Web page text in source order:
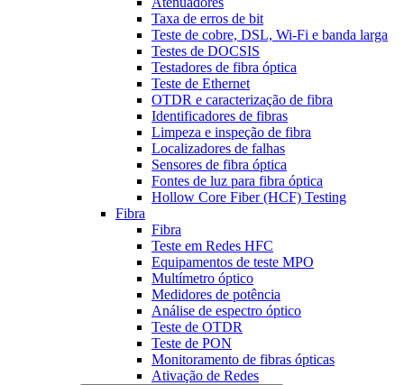
Taxa de erros de bit
Teste de cobre, DSL, Wi-Fi e banda larga
Testes de DOCSIS
Testadores de fibra óptica
Teste de Ethernet
OTDR e caracterização de fibra
Identificadores de fibras
Limpeza e inspeção de fibra
Localizadores de falhas
Sensores de fibra óptica
Fontes de luz para fibra óptica
Hollow Core Fiber (HCF) Testing
Fibra
Fibra
Teste em Redes HFC
Equipamentos de teste MPO
Multímetro óptico
Medidores de potência
Análise de espectro óptico
Teste de OTDR
Teste de PON
Monitoramento de fibras ópticas
Ativação de Redes